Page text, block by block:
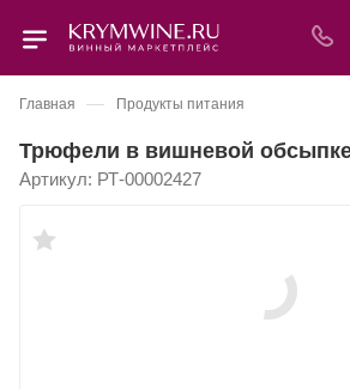
Главная — Продукты питания
Трюфели в вишневой
Артикул: РТ-00002427